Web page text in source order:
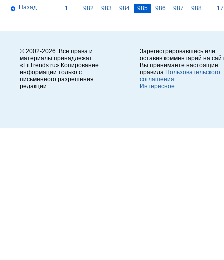
Назад 1 982 983 984 985 986 987 988
© 2002-2026. Все права и
материалы принадлежат
«FitTrends.ru» Копирование
информации только с
письменного разрешения
редакции.
Зарегистрировавшись или
оставив комментарий на
Вы принимаете настоящие
правила Пользовательского
соглашения
Интересное